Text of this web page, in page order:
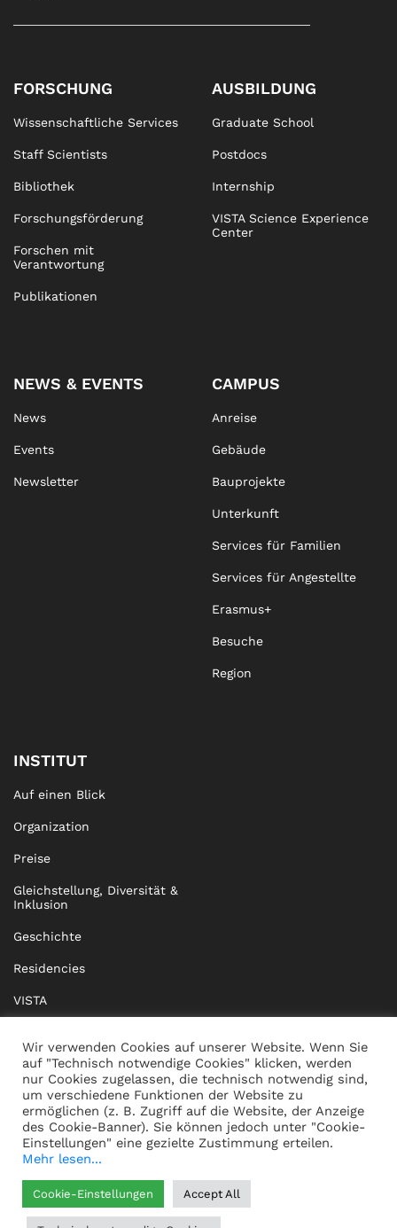
FORSCHUNG
Wissenschaftliche Services
Staff Scientists
Bibliothek
Forschungsförderung
Forschen mit
Verantwortung
Publikationen
AUSBILDUNG
Graduate School
Postdocs
Internship
VISTA Science Experience
Center
NEWS & EVENTS
News
Events
Newsletter
CAMPUS
Anreise
Gebäude
Bauprojekte
Unterkunft
Services für Familien
Services für Angestellte
Erasmus+
Besuche
Region
INSTITUT
Auf einen Blick
Organization
Preise
Gleichstellung, Diversität &
Inklusion
Geschichte
Residencies
VISTA
BRIDGE Network
Dokumente
KONTAKT
WHISTLEBLOWING
IMPRESSUM
DATENSCHUTZ
Wir verwenden Cookies auf unserer Website. Wenn Sie
auf "Technisch notwendige Cookies" klicken, werden
nur Cookies zugelassen, die technisch notwendig sind,
um verschiedene Funktionen der Website zu
ermöglichen (z. B. Zugriff auf die Website, der Anzeige
des Cookie-Banner). Sie können jedoch unter "Cookie-
Einstellungen" eine gezielte Zustimmung erteilen.
Mehr lesen...
Cookie-Einstellungen Accept All